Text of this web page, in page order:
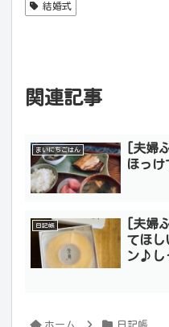
結婚式
関連記事
まいにちごはん
[夫婦
ほっ
日記帳
[夫婦
てほし
ン♪し
ホーム 日記帳